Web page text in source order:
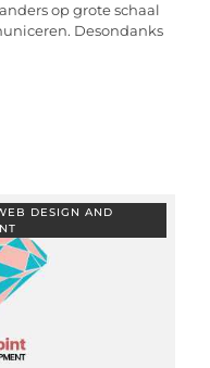
op grote schaal
Desondanks
DESIGN AND